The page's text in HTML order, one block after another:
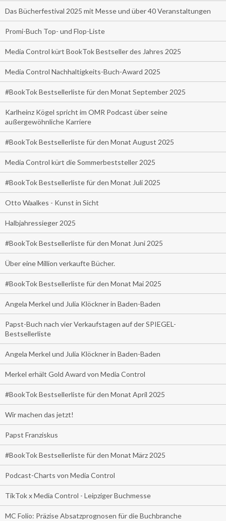
Das Bücherfestival 2025 mit Messe und über 40 Veranstaltungen
Promi-Buch Top- und Flop-Liste
Media Control kürt BookTok Bestseller des Jahres 2025
Media Control Nachhaltigkeits-Buch-Award 2025
#BookTok Bestsellerliste für den Monat September 2025
Karlheinz Kögel spricht im OMR Podcast über seine
außergewöhnliche Karriere
#BookTok Bestsellerliste für den Monat August 2025
Media Control kürt die Sommerbeststeller 2025
#BookTok Bestsellerliste für den Monat Juli 2025
Otto Waalkes - Kunst in Sicht
Halbjahressieger 2025
#BookTok Bestsellerliste für den Monat Juni 2025
Über eine Million verkaufte Bücher.
#BookTok Bestsellerliste für den Monat Mai 2025
Angela Merkel und Julia Klöckner in Baden-Baden
Papst-Buch nach vier Verkaufstagen auf der SPIEGEL-
Bestsellerliste
Angela Merkel und Julia Klöckner in Baden-Baden
Merkel erhält Gold Award von Media Control
#BookTok Bestsellerliste für den Monat April 2025
Wir machen das jetzt!
Papst Franziskus
#BookTok Bestsellerliste für den Monat März 2025
Podcast-Charts von Media Control
TikTok x Media Control - Leipziger Buchmesse
MC Folio: Präzise Absatzprognosen für die Buchbranche